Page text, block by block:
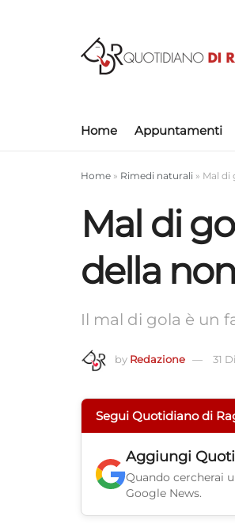
Home Appuntamenti
Home » Rimedi naturali » Mal di
Mal di
della
Il mal di gola è un
by Redazione 31
Segui Quotidiano di
Aggiungi
Quando cercherai
Google News.